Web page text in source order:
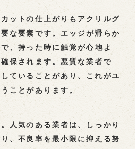
ットの仕上がりもアクリルグ
な要素です。エッジが滑らか
、持った時に触覚が心地よ
保されます。悪質な業者で
ていることがあり、これがユ
ことがあります。
人気のある業者は、しっかり
、不良率を最小限に抑える努